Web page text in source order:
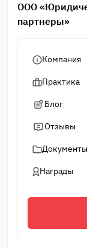
ООО
партнеры»
Компания
Практика
Блог
Отзывы
Документы
Награды